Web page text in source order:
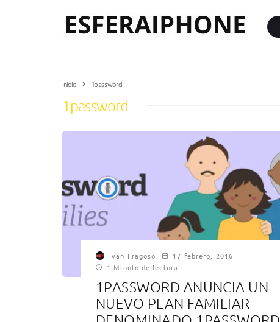
Inicio 1password
1password
Iván Fragoso
17 febrero, 2016
1 Minuto de lectura
1PASSWORD ANUNCIA UN
NUEVO PLAN FAMILIAR